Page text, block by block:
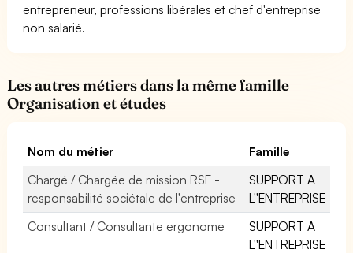
entrepreneur, professions libérales et chef d'entreprise
non salarié.
Les autres métiers dans la même famille
Organisation et études
Nom du métier
Famille
Chargé / Chargée de mission RSE -
responsabilité sociétale de l'entreprise
SUPPORT A
L''ENTREPRISE
Consultant / Consultante ergonome
SUPPORT A
L''ENTREPRISE